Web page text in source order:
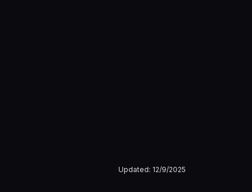
Updated: 12/9/2025